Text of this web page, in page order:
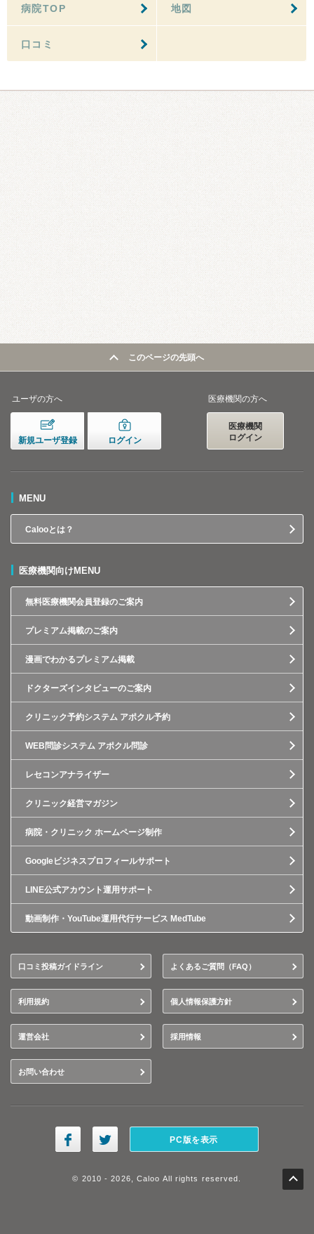
病院TOP 地図
口コミ
このページの先頭へ
ユーザの方へ
新規ユーザ登録 ログイン
医療機関の方へ
医療機関
ログイン
MENU
Calooとは？
医療機関向けMENU
無料医療機関会員登録のご案内
プレミアム掲載のご案内
漫画でわかるプレミアム掲載
ドクターズインタビューのご案内
クリニック予約システム アポクル予約
WEB問診システム アポクル問診
レセコンアナライザー
クリニック経営マガジン
病院・クリニック ホームページ制作
Googleビジネスプロフィールサポート
LINE公式アカウント運用サポート
動画制作・YouTube運用代行サービス MedTube
口コミ投稿ガイドライン よくあるご質問（FAQ）
利用規約 個人情報保護方針
運営会社 採用情報
お問い合わせ
PC版を表示
© 2010 - 2026, Caloo All rights reserved.